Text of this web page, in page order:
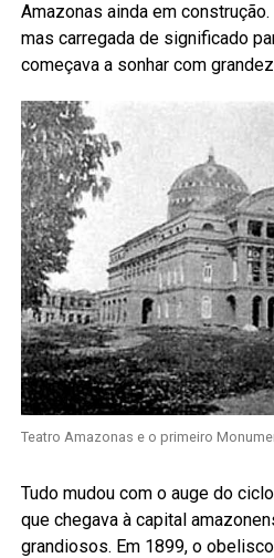
Amazonas ainda em
mas carregada de significado
começava a sonhar com
Teatro Amazonas e o primeiro
Tudo mudou com o auge do
que chegava à capital
grandiosos. Em 1899, o